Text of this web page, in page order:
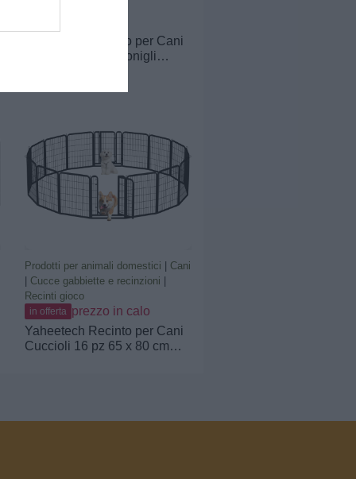
Yaheetech Recinto per Cani
8 pz 52 x 61 cm Conigli
Prodotti per animali domestici
Cani
Cucce gabbiette e recinzioni
Recinti gioco
in offerta prezzo in calo
Yaheetech Recinto per Cani
Cuccioli 16 pz 65 x 80 cm